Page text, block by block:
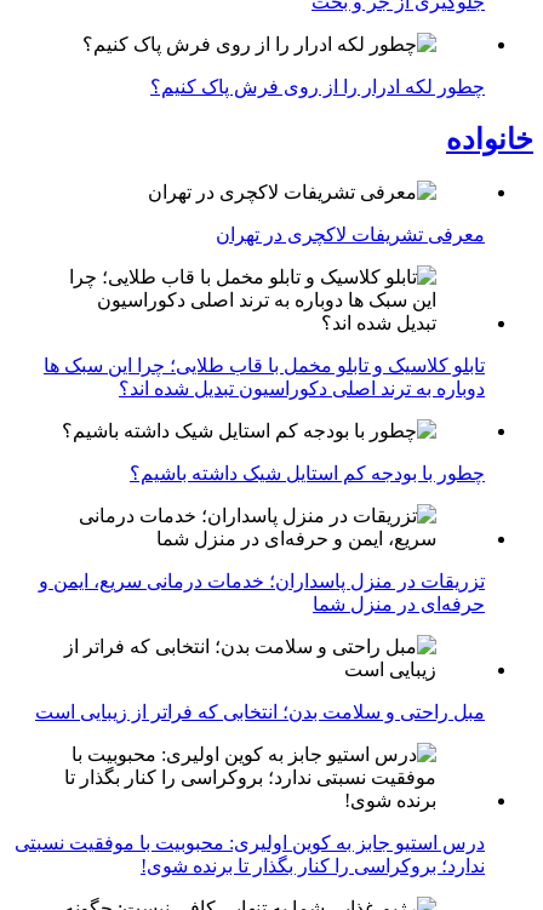
چطور لکه ادرار را از روی فرش پاک کنیم؟
خانواده
معرفی تشریفات لاکچری در تهران
تابلو کلاسیک و تابلو مخمل با قاب طلایی؛ چرا این سبک ها
دوباره به ترند اصلی دکوراسیون تبدیل شده اند؟
چطور با بودجه کم استایل شیک داشته باشیم؟
تزریقات در منزل پاسداران؛ خدمات درمانی سریع، ایمن و
حرفه‌ای در منزل شما
مبل راحتی و سلامت بدن؛ انتخابی که فراتر از زیبایی است
درس استیو جابز به کوین اولیری: محبوبیت با موفقیت نسبتی
ندارد؛ بروکراسی را کنار بگذار تا برنده شوی!